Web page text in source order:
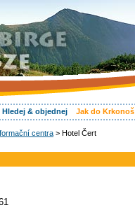
Hledej & objednej Jak do Krkonoš
centra > Hotel Čert